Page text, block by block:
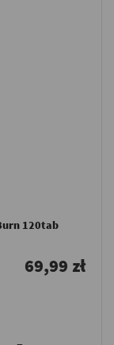
120tab
69,99 zł